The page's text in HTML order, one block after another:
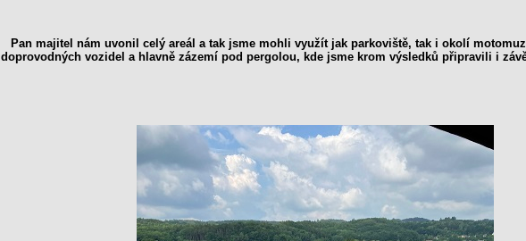
Pan majitel nám uvonil celý areál a tak jsme mohli využít jak parkoviště, tak i okolí
doprovodných vozidel a hlavně zázemí pod pergolou, kde jsme krom výsledků připravili i